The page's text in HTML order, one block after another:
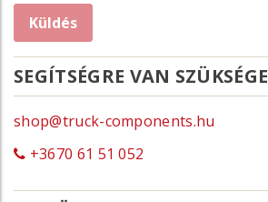
SEGÍTSÉGRE VAN SZÜKSÉGE
shop@truck-components.hu
+3670 61 51 052